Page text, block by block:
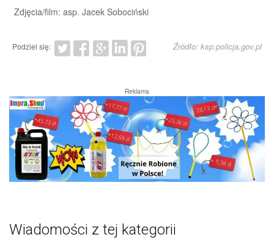
Zdjęcia/film: asp. Jacek Sobociński
Podziel się: Źródło: ksp.policja.gov.pl
Reklama
Wiadomości z tej kategorii